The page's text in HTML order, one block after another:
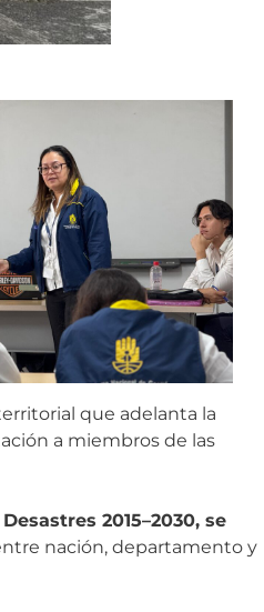
que adelanta la
a miembros de las
2015–2030, se
nación, departamento y